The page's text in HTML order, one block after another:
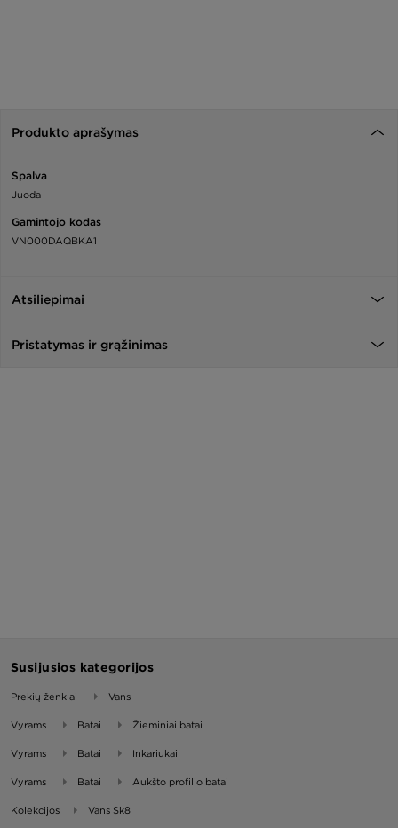
Produkto aprašymas
Spalva
Juoda
Gamintojo kodas
VN000DAQBKA1
Atsiliepimai
Pristatymas ir grąžinimas
Susijusios kategorijos
Prekių ženklai Vans
Vyrams Batai Žieminiai batai
Vyrams Batai Inkariukai
Vyrams Batai Aukšto profilio batai
Kolekcijos Vans Sk8